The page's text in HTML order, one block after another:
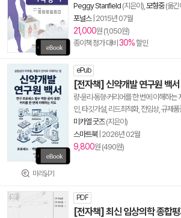
Peggy Stanfield (지은이), 모형중(옮긴
포널스| 2015년 07월
21,000원 (1,050원)
종이책 정가 대비 30%할인
미리읽기
ePub
[전자책] 신약개발 연구원 백서
량·윤리·동향·커리어를 한 번에 이해하
인, 타깃가설, 리드최적화, 전임상, 규제품
미카엘 굿즈(지은이)
스마트북| 2026년 02월
9,800원 (490원)
PDF
[전자책] 최신 임상의학 종합